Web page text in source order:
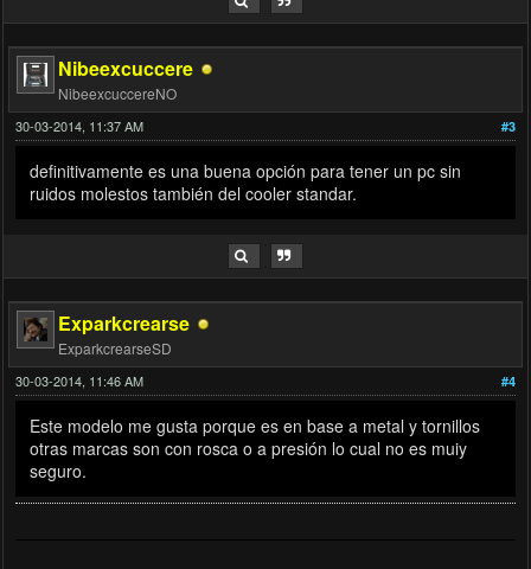
Nibeexcuccere
NibeexcuccereNO
#3
30-03-2014, 11:37 AM
definitivamente es una buena opción para tener un pc sin
ruidos molestos también del cooler standar.
Exparkcrearse
ExparkcrearseSD
#4
30-03-2014, 11:46 AM
Este modelo me gusta porque es en base a metal y tornillos
otras marcas son con rosca o a presión lo cual no es muiy
seguro.